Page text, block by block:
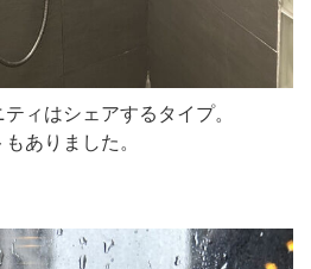
ィはシェアするタイプ。
ありました。